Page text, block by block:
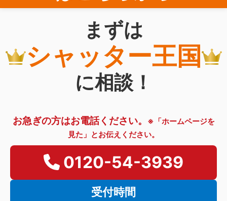
まずは
シャッター王国
に相談！
お急ぎの方はお電話ください。
※「ホームページを
見た」とお伝えください。
0120-54-3939
受付時間